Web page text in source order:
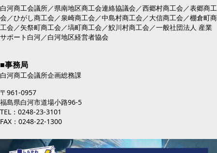
白河商工会議所／県南地区商工会連絡協議会／西郷村商工会／表郷商工
会／ひがし商工会／泉崎商工会／中島村商工会／大信商工会／棚倉町商
工会／矢祭町商工会／塙町商工会／鮫川村商工会／一般社団法人 産業
サポート白河／白河地区経営者協会
■事務局
白河商工会議所企画総務課
〒961-0957
福島県白河市道場小路96-5
TEL：0248-23-3101
FAX：0248-22-1300